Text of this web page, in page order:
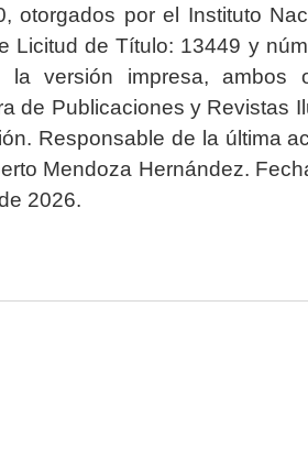
otorgados por el Instituto
Licitud de Título: 13449 y
la versión impresa, ambos
de Publicaciones y Revistas
Responsable de la última
Mendoza Hernández.
2026.